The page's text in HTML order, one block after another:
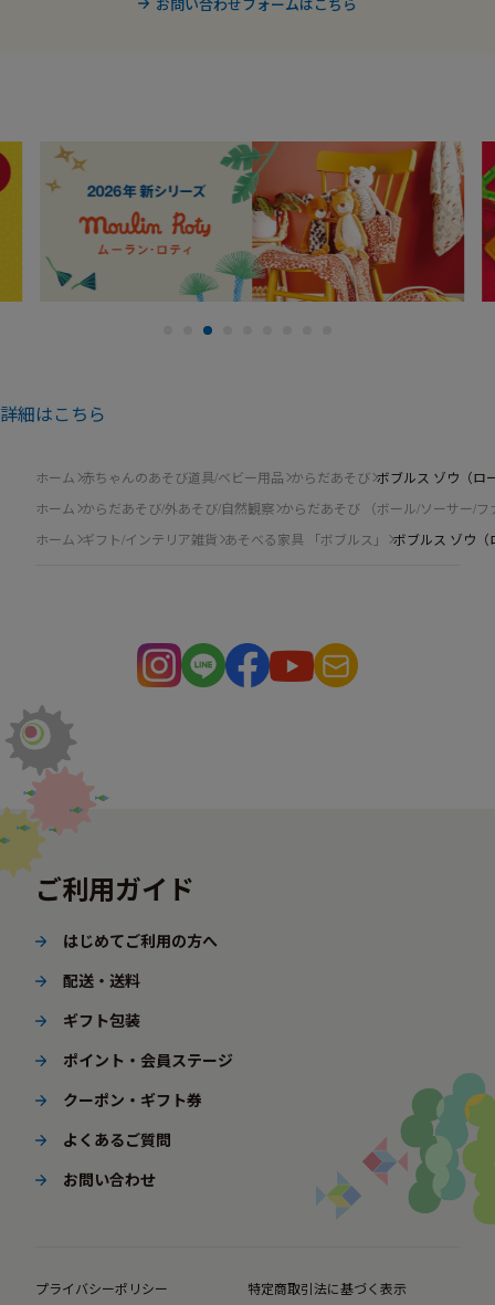
詳細はこちら
ホーム 赤ちゃんのあそび道具/ベビー用品 からだあそび ボブルス ゾウ（ロ
ホーム からだあそび/外あそび/自然観察 からだあそび （ボール/ソーサー/フ
ホーム ギフト/インテリア雑貨 あそべる家具 「ボブルス」 ボブルス ゾウ（
ご利用ガイド
はじめてご利用の方へ
配送・送料
ギフト包装
ポイント・会員ステージ
クーポン・ギフト券
よくあるご質問
お問い合わせ
プライバシーポリシー 特定商取引法に基づく表示